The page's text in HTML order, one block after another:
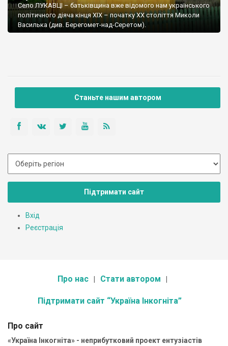
Село ЛУКАВЦІ – батьківщина вже відомого нам українського
політичного діяча кінця ХІХ – початку ХХ століття Миколи
Василька (див. Берегомет-над-Серетом).
Станьте нашим автором
Підтримати сайт
Вхід
Реєстрація
Про нас Стати автором
Підтримати сайт “Україна Інкогніта”
Про сайт
«Україна Інкогніта» - неприбутковий проект ентузіастів